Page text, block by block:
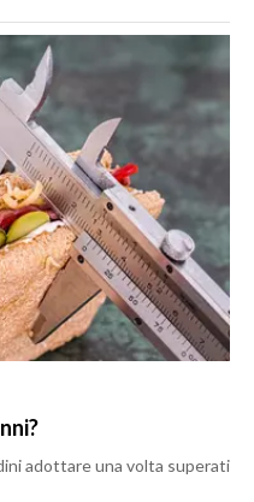
adottare una volta superati